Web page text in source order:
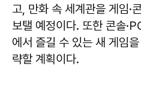
고, 만화 속 세계관을 게임·
보탤 예정이다. 또한 콘솔
에서 즐길 수 있는 새 게임
략할 계획이다.